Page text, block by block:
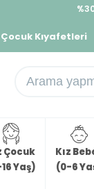
Kıyafetleri
Çocuk
Yaş)
Kız
(0-6